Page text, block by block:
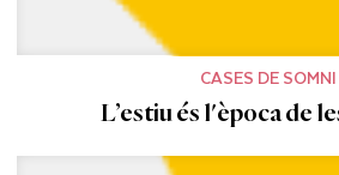
CASES DE SOMNI
L’estiu és l'època de